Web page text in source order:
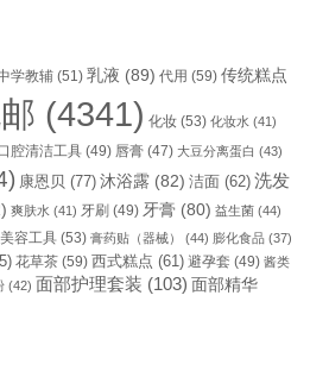
学教辅 (51) 乳液 (89) 代用 (59) 传统糕点
(4341) 化妆 (53) 化妆水 (41)
腔清洁工具 (49) 唇膏 (47) 大豆分离蛋白 (43)
康恩贝 (77) 沐浴露 (82) 洁面 (62) 洗发
爽肤水 (41) 牙刷 (49) 牙膏 (80) 益生菌 (44)
美容工具 (53) 膏药贴（器械） (44) 膨化食品 (37)
花草茶 (59) 西式糕点 (61) 避孕套 (49) 酱类
(42) 面部护理套装 (103) 面部精华